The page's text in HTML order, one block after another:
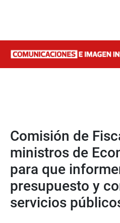
Comisión de
ministros de
para que
presupuesto y
servicios